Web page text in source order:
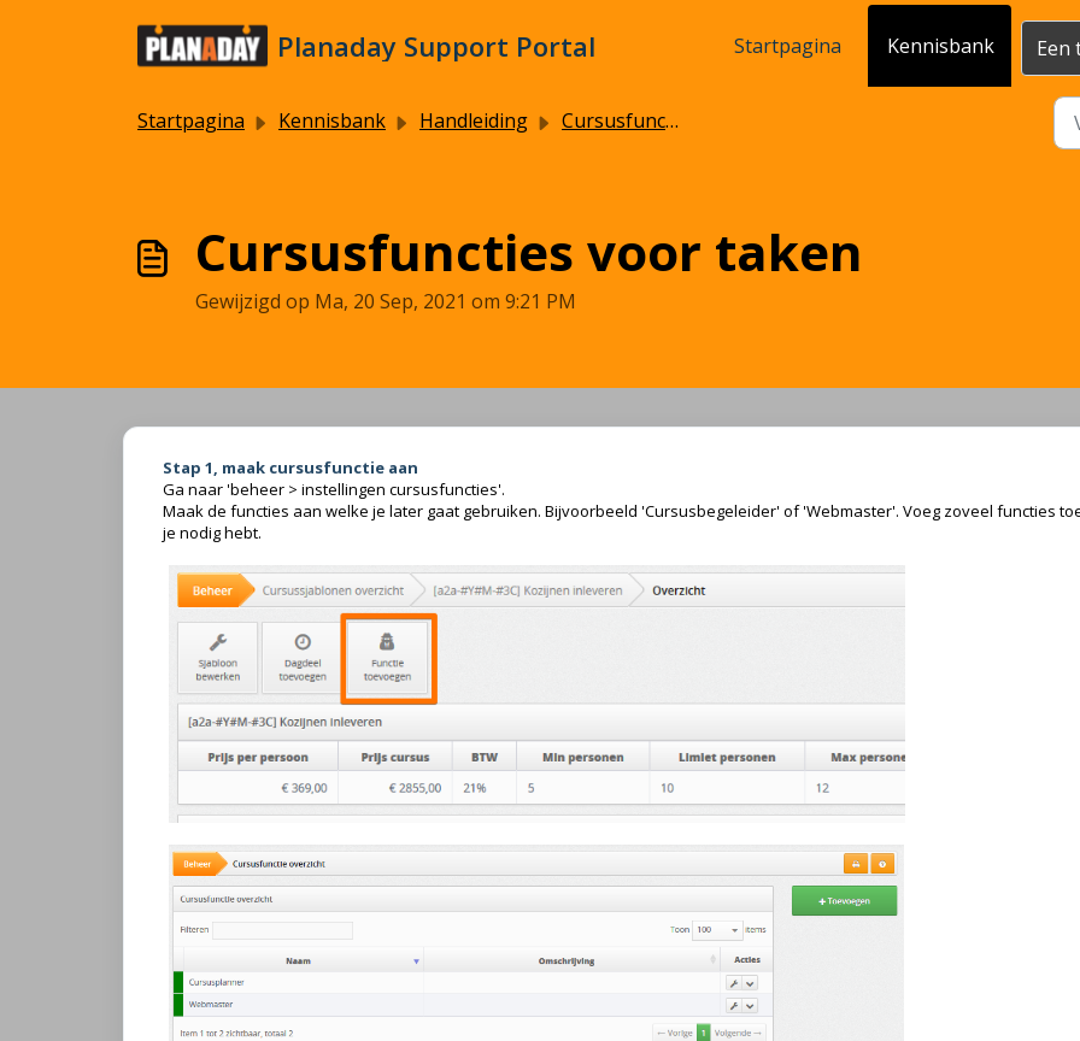
Planaday Support Portal Startpagina Kennisbank Een
Startpagina Kennisbank Handleiding Cursusfuncties
Cursusfuncties voor taken
Gewijzigd op Ma, 20 Sep, 2021 om 9:21 PM
Stap 1, maak cursusfunctie aan
Ga naar 'beheer > instellingen cursusfuncties'.
Maak de functies aan welke je later gaat gebruiken. Bijvoorbeeld 'Cursusbegeleider' of 'Webmaster'. Voeg zoveel functies
je nodig hebt.